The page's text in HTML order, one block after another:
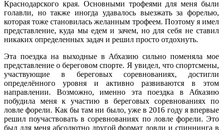
Краснодарского края. Основными трофеями для меня были
голавли, но также иногда удавалось выезжать за форелью,
которая тоже становилась желанным трофеем. Поэтому я имел
представление, куда мы едем и зачем, но для себя не ставил
никаких определенных задач и решил просто отдохнуть.
Эта поездка на выходные в Абхазию сильно поменяла мое
представление о береговом спорте. Я увидел, что спортсмены,
участвующие в береговых соревнованиях, достигли
определённого уровня и активно развиваются в этом
направлении. Возможно, именно эта поездка в Абхазию
побудила меня к участию в береговых соревнованиях по
ловле форели. Как бы там ни было, уже в 2016 году я впервые
решил поучаствовать в соревнованиях по ловле форели. Это
был для меня абсолютно другой формат ловли и спиннинга в